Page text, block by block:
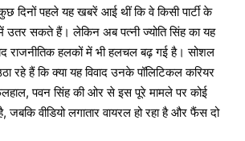
दिनों पहले यह खबरें आई थीं कि वे किसी पार्टी के
उतर सकते हैं। लेकिन अब पत्नी ज्योति सिंह का यह
राजनीतिक हलकों में भी हलचल बढ़ गई है। सोशल
रहे हैं कि क्या यह विवाद उनके पॉलिटिकल करियर
पवन सिंह की ओर से इस पूरे मामले पर कोई
जबकि वीडियो लगातार वायरल हो रहा है और फैंस दो